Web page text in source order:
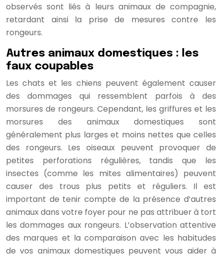
observés sont liés à leurs animaux de compagnie,
retardant ainsi la prise de mesures contre les
rongeurs.
Autres animaux domestiques : les
faux coupables
Les chats et les chiens peuvent également causer
des dommages qui ressemblent parfois à des
morsures de rongeurs. Cependant, les griffures et les
morsures des animaux domestiques sont
généralement plus larges et moins nettes que celles
des rongeurs. Les oiseaux peuvent provoquer de
petites perforations régulières, tandis que les
insectes (comme les mites alimentaires) peuvent
causer des trous plus petits et réguliers. Il est
important de tenir compte de la présence d’autres
animaux dans votre foyer pour ne pas attribuer à tort
les dommages aux rongeurs. L’observation attentive
des marques et la comparaison avec les habitudes
de vos animaux domestiques peuvent vous aider à